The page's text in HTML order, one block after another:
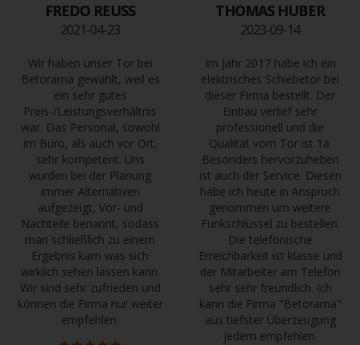
FREDO REUSS
2021-04-23
Wir haben unser Tor bei
Betorama gewählt, weil es
ein sehr gutes
Preis-/Leistungsverhältnis
war. Das Personal, sowohl
im Büro, als auch vor Ort,
sehr kompetent. Uns
wurden bei der Planung
immer Alternativen
aufgezeigt, Vor- und
Nachteile benannt, sodass
man schließlich zu einem
Ergebnis kam was sich
wirklich sehen lassen kann.
Wir sind sehr zufrieden und
können die Firma nur weiter
empfehlen.
THOMAS HUBER
2023-09-14
Im Jahr 2017 habe ich ein
elektrisches Schiebetor bei
dieser Firma bestellt. Der
Einbau verlief sehr
professionell und die
Qualität vom Tor ist 1a.
Besonders hervorzuheben
ist auch der Service. Diesen
habe ich heute in Anspruch
genommen um weitere
Funkschlüssel zu bestellen.
Die telefonische
Erreichbarkeit ist klasse und
der Mitarbeiter am Telefon
sehr sehr freundlich. Ich
kann die Firma "Betorama"
aus tiefster Überzeugung
jedem empfehlen.